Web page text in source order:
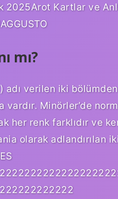
2025Arot Kartlar ve
mı?
adı verilen iki
vardır. Minörler’de
her renk farklıdır ve
olarak adlandırılan